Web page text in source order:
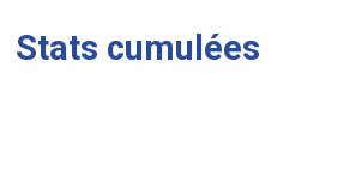
Stats cumulées